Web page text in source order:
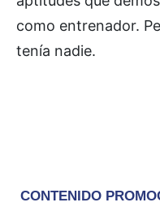
como entrenador.
tenía nadie.